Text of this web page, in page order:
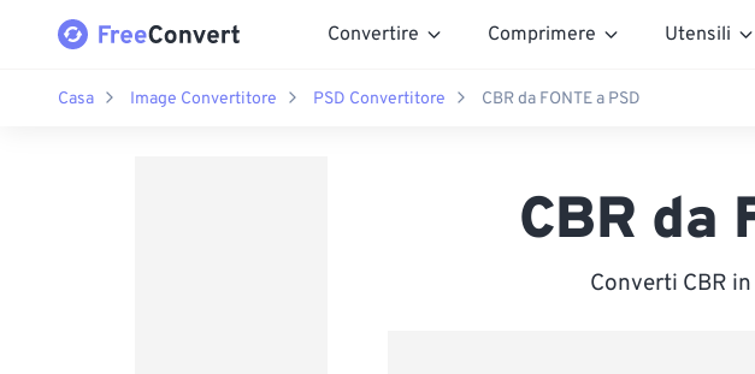
Convertire Comprimere Utensili
Casa Image Convertitore PSD Convertitore CBR da FONTE a PSD
CBR da
Converti CBR